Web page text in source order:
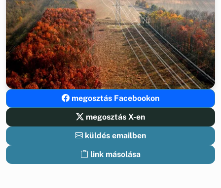
megosztás Facebookon
megosztás X-en
küldés emailben
link másolása